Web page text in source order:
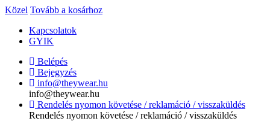
Közel Tovább a kosárhoz
Kapcsolatok
GYIK
Belépés
Bejegyzés
info@theywear.hu
info@theywear.hu
Rendelés nyomon követése / reklamáció / visszaküldés
Rendelés nyomon követése / reklamáció / visszaküldés